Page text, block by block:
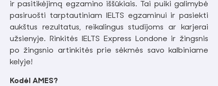
ir pasitikėjimą egzamino iššūkiais. Tai puiki galimybė
pasiruošti tarptautiniam IELTS egzaminui ir pasiekti
aukštus rezultatus, reikalingus studijoms ar karjerai
užsienyje. Rinkitės IELTS Express Londone ir žingsnis
po žingsnio artinkitės prie sėkmės savo kalbiniame
kelyje!
Kodėl AMES?